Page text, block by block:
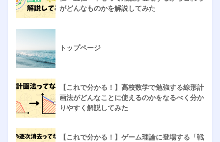
がどんなものかを解説してみた
トップページ
【これで分かる！】高校数学で勉強する線形計
画法がどんなことに使えるのかをなるべく分か
りやすく解説してみた
【これで分かる！】ゲーム理論に登場する「戦